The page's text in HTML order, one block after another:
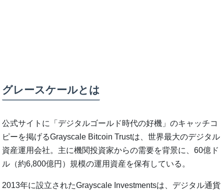
グレースケールとは
公式サイトに「デジタルゴールド時代の好機」のキャッチコ
ピーを掲げるGrayscale Bitcoin Trustは、世界最大のデジタル
資産運用会社。主に機関投資家からの需要を背景に、60億ド
ル（約6,800億円）規模の運用資産を保有している。
2013年に設立されたGrayscale Investmentsは、デジタル通貨